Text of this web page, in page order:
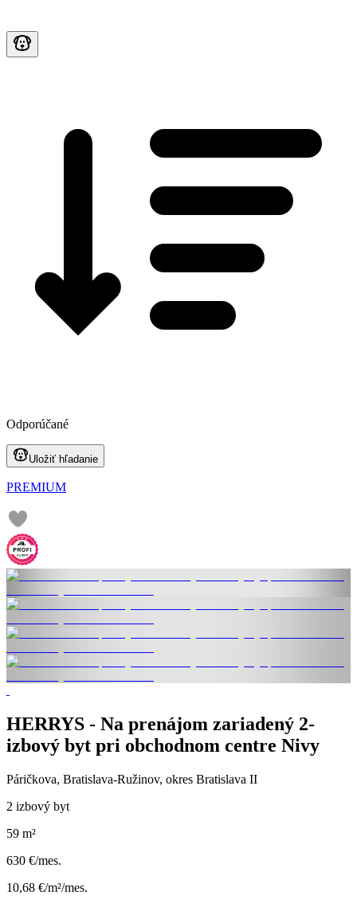
Odporúčané
Uložiť hľadanie
PREMIUM
HERRYS - Na prenájom zariadený 2-
izbový byt pri obchodnom centre Nivy
Páričkova, Bratislava-Ružinov, okres Bratislava II
2 izbový byt
59 m²
630 €/mes.
10,68 €/m²/mes.